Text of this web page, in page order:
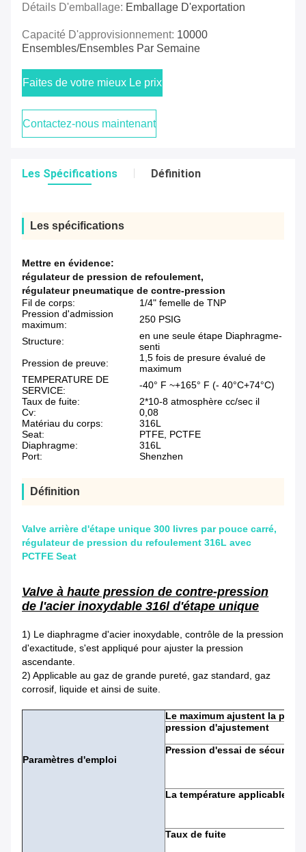
Détails D'emballage: Emballage D'exportation
Capacité D'approvisionnement: 10000
Ensembles/ensembles Par Semaine
Faites de votre mieux Le prix
Contactez-nous maintenant
Les Spécifications Définition
Les spécifications
Mettre en évidence:
régulateur de pression de refoulement,
régulateur pneumatique de contre-pression
Fil de corps:
1/4" femelle de TNP
Pression d'admission
maximum:
250 PSIG
Structure:
en une seule étape Diaphragme-
senti
Pression de preuve:
1,5 fois de presure évalué de
maximum
TEMPERATURE DE
SERVICE:
-40° F ~+165° F (- 40°C+74°C)
Taux de fuite:
2*10-8 atmosphère cc/sec il
Cv:
0,08
Matériau du corps:
316L
Seat:
PTFE, PCTFE
Diaphragme:
316L
Port:
Shenzhen
Définition
Valve arrière d'étape unique 300 livres par pouce carré,
régulateur de pression du refoulement 316L avec
PCTFE Seat
Valve à haute pression de contre-pression
de l'acier inoxydable 316l d'étape unique
1) Le diaphragme d'acier inoxydable, contrôle de la pression
d'exactitude, s'est appliqué pour ajuster la pression
ascendante.
2) Applicable au gaz de grande pureté, gaz standard, gaz
corrosif, liquide et ainsi de suite.
Paramètres d'emploi
Le maximum ajustent la
pression d'ajustement
Pression d'essai de sécurité
La température applicable
Taux de fuite